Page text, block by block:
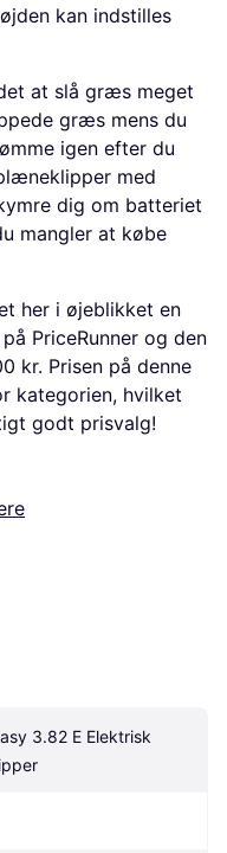
kan indstilles
at slå græs meget
græs mens du
igen efter du
med
dig om batteriet
mangler at købe
her i øjeblikket en
PriceRunner og den
kr. Prisen på denne
kategorien, hvilket
godt prisvalg!
3.82 E Elektrisk